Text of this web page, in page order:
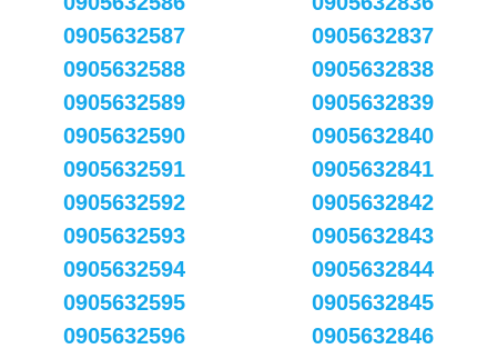
0905632587
0905632588
0905632589
0905632590
0905632591
0905632592
0905632593
0905632594
0905632595
0905632596
0905632837
0905632838
0905632839
0905632840
0905632841
0905632842
0905632843
0905632844
0905632845
0905632846